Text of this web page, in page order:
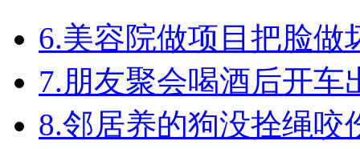
6.美容院做项目把脸做
7.朋友聚会喝酒后开
8.邻居养的狗没拴绳